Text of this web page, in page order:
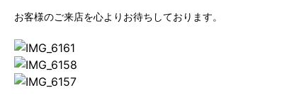
お客様のご来店を心よりお待ちしております。